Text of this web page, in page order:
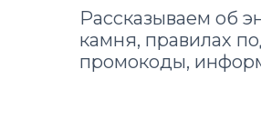
Рассказываем об
камня, правилах
промокоды,